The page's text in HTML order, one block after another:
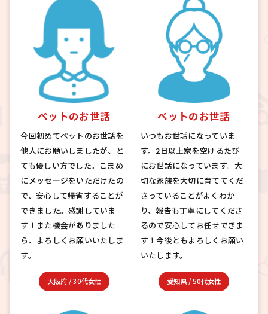
ペットのお世話
今回初めてペットのお世話を
他人にお願いしましたが、と
ても優しい方でした。こまめ
にメッセージをいただけたの
で、安心して帰省することが
できました。感謝していま
す！また機会がありました
ら、よろしくお願いいたしま
す。
大阪府/30代女性
ペットのお世話
いつもお世話になっていま
す。2日以上家を空けるたび
にお世話になっています。大
切な家族を大切に育ててくだ
さっていることがよくわか
り、報告も丁寧にしてくださ
るので安心してお任せできま
す！今後ともよろしくお願い
いたします。
愛知県/50代女性